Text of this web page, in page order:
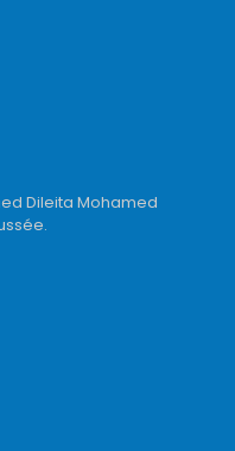
Dileita Mohamed